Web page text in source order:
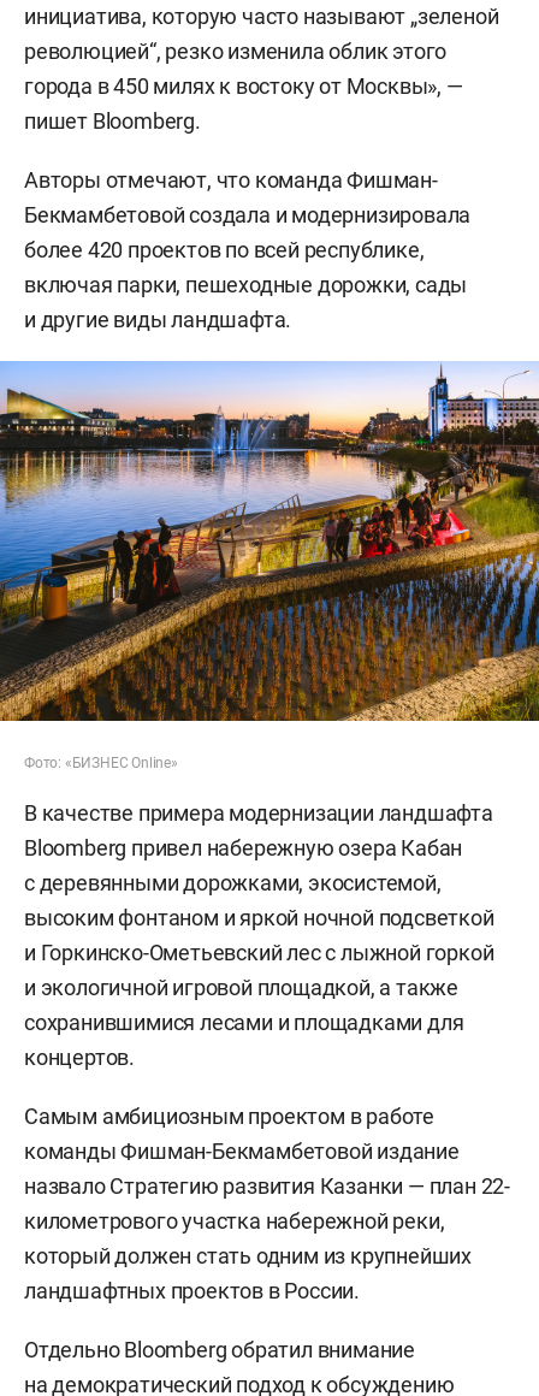
инициатива, которую часто называют „зеленой
революцией“, резко изменила облик этого
города в 450 милях к востоку от Москвы», —
пишет Bloomberg.
Авторы отмечают, что команда Фишман-
Бекмамбетовой создала и модернизировала
более 420 проектов по всей республике,
включая парки, пешеходные дорожки, сады
и другие виды ландшафта.
Фото: «БИЗНЕС Online»
В качестве примера модернизации ландшафта
Bloomberg привел набережную озера Кабан
с деревянными дорожками, экосистемой,
высоким фонтаном и яркой ночной подсветкой
и Горкинско-Ометьевский лес с лыжной горкой
и экологичной игровой площадкой, а также
сохранившимися лесами и площадками для
концертов.
Самым амбициозным проектом в работе
команды Фишман-Бекмамбетовой издание
назвало Стратегию развития Казанки — план 22-
километрового участка набережной реки,
который должен стать одним из крупнейших
ландшафтных проектов в России.
Отдельно Bloomberg обратил внимание
на демократический подход к обсуждению